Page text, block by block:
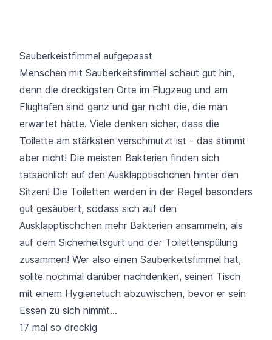
Sauberkeistfimmel aufgepasst
Menschen mit Sauberkeitsfimmel schaut gut hin,
denn die dreckigsten Orte im Flugzeug und am
Flughafen sind ganz und gar nicht die, die man
erwartet hätte. Viele denken sicher, dass die
Toilette am stärksten verschmutzt ist - das stimmt
aber nicht! Die meisten Bakterien finden sich
tatsächlich auf den Ausklapptischchen hinter den
Sitzen! Die Toiletten werden in der Regel besonders
gut gesäubert, sodass sich auf den
Ausklapptischchen mehr Bakterien ansammeln, als
auf dem Sicherheitsgurt und der Toilettenspülung
zusammen! Wer also einen Sauberkeitsfimmel hat,
sollte nochmal darüber nachdenken, seinen Tisch
mit einem Hygienetuch abzuwischen, bevor er sein
Essen zu sich nimmt...
17 mal so dreckig